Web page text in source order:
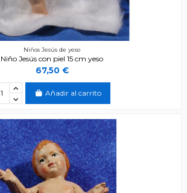
Niños Jesús de yeso
Niño Jesús con piel 15 cm yeso
67,50 €
Añadir al carrito